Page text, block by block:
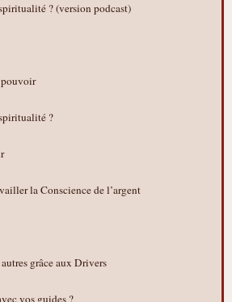
? (version podcast)
?
la Conscience de l’argent
grâce aux Drivers
vos guides ?